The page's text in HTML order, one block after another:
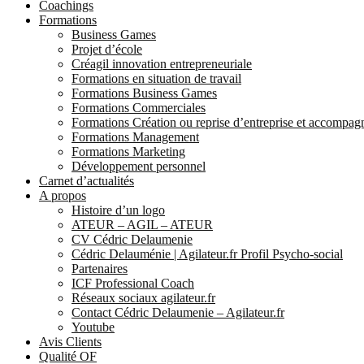
Coachings
Formations
Business Games
Projet d’école
Créagil innovation entrepreneuriale
Formations en situation de travail
Formations Business Games
Formations Commerciales
Formations Création ou reprise d’entreprise et
Formations Management
Formations Marketing
Développement personnel
Carnet d’actualités
A propos
Histoire d’un logo
ATEUR – AGIL – ATEUR
CV Cédric Delaumenie
Cédric Delauménie | Agilateur.fr Profil Psycho-social
Partenaires
ICF Professional Coach
Réseaux sociaux agilateur.fr
Contact Cédric Delaumenie – Agilateur.fr
Youtube
Avis Clients
Qualité OF